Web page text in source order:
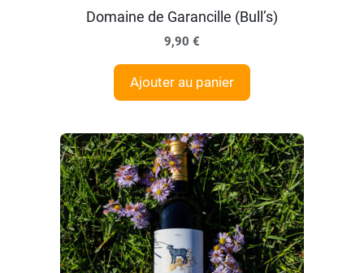
Domaine de Garancille (Bull’s)
9,90 €
Ajouter au panier